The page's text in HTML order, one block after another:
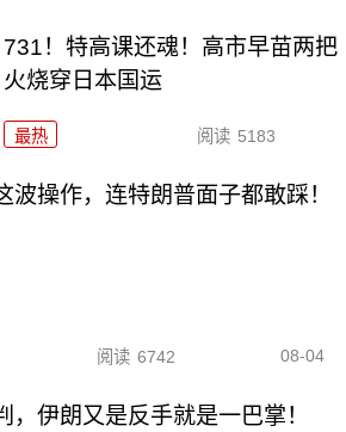
731！特高课还魂！高市早苗两把
火烧穿日本国运
最热 阅读 5183
波操作，连特朗普面子都敢踩！
阅读 6742 08-04
，伊朗又是反手就是一巴掌！